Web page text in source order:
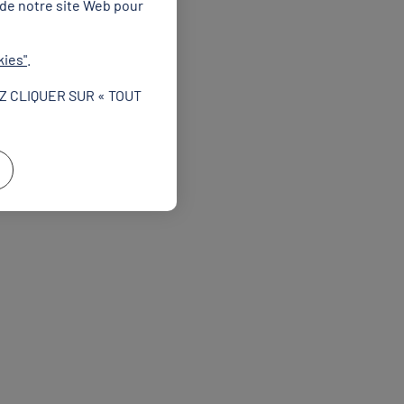
championnats d’Europe
Jeux Européens :
notre site Web pour
CLIQUER SUR « TOUT